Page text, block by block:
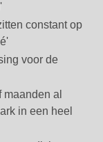
constant op
voor de
al
in een heel